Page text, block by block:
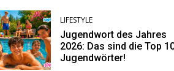
LIFESTYLE
Jugendwort des Jahres
2026: Das sind die Top
Jugendwörter!